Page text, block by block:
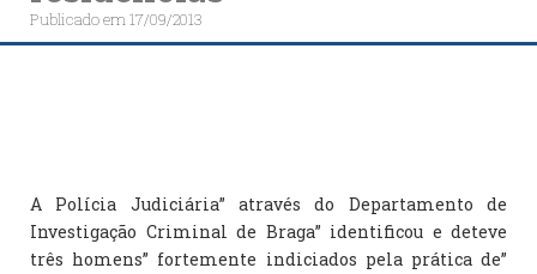
Publicado em17/09/2013
A Polícia Judiciária” através do Departamento de
Investigação Criminal de Braga” identificou e deteve
três homens” fortemente indiciados pela prática de”